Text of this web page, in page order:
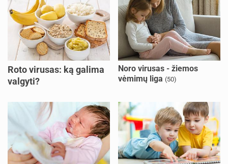
Roto virusas: ką galima
valgyti?
Noro virusas - žiemos
vėmimų liga (50)